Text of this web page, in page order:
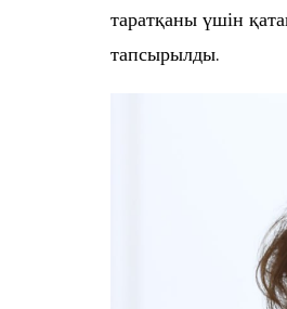
таратқаны үшін
тапсырылды.